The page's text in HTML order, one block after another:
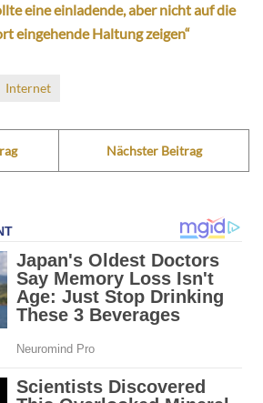
eine einladende, aber nicht auf die
eingehende Haltung zeigen“
Internet
Nächster Beitrag